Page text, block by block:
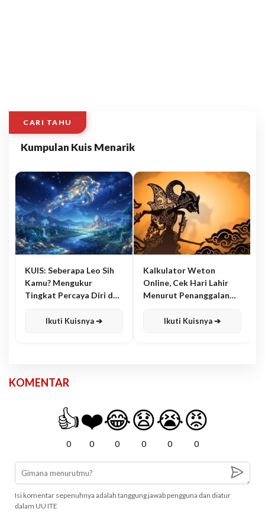
CARI TAHU
Kumpulan Kuis Menarik
KUIS: Seberapa Leo Sih
Kamu? Mengukur
Tingkat Percaya Diri dan
Ikuti Kuisnya ➔
Kalkulator Weton
Online, Cek Hari Lahir
Menurut Penanggalan
Ikuti Kuisnya ➔
KOMENTAR
👍
0
❤️
0
😂
0
😧
0
😭
0
😡
0
Isi komentar sepenuhnya adalah tanggung jawab pengguna dan diatur
dalam UU ITE